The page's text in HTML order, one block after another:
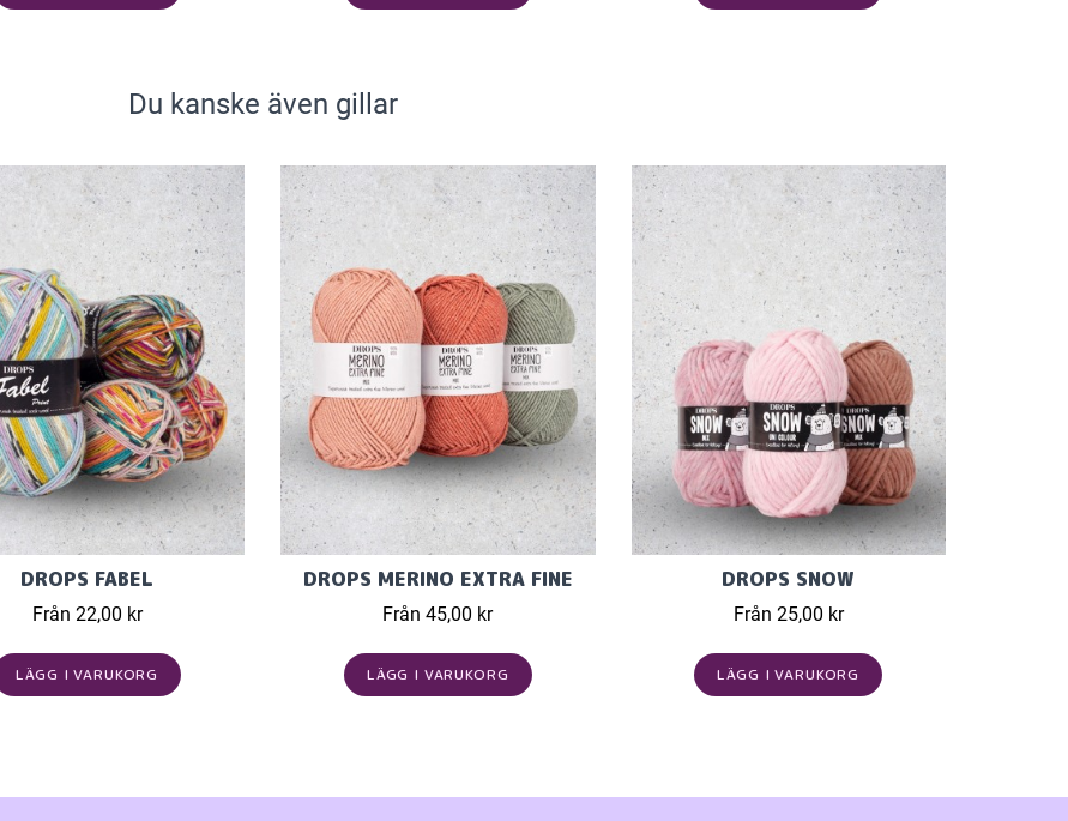
Du kanske även gillar
DROPS FABEL
Från 22,00 kr
LÄGG I VARUKORG
DROPS MERINO EXTRA FINE
Från 45,00 kr
LÄGG I VARUKORG
DROPS SNOW
Från 25,00 kr
LÄGG I VARUKORG